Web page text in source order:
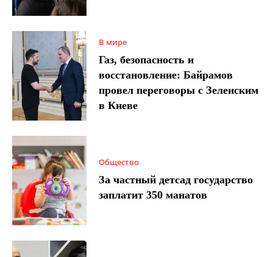
В мире
Газ, безопасность и
восстановление: Байрамов
провел переговоры с Зеленским
в Киеве
Общество
За частный детсад государство
заплатит 350 манатов